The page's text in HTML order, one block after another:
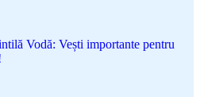
Vodă: Vești importante pentru